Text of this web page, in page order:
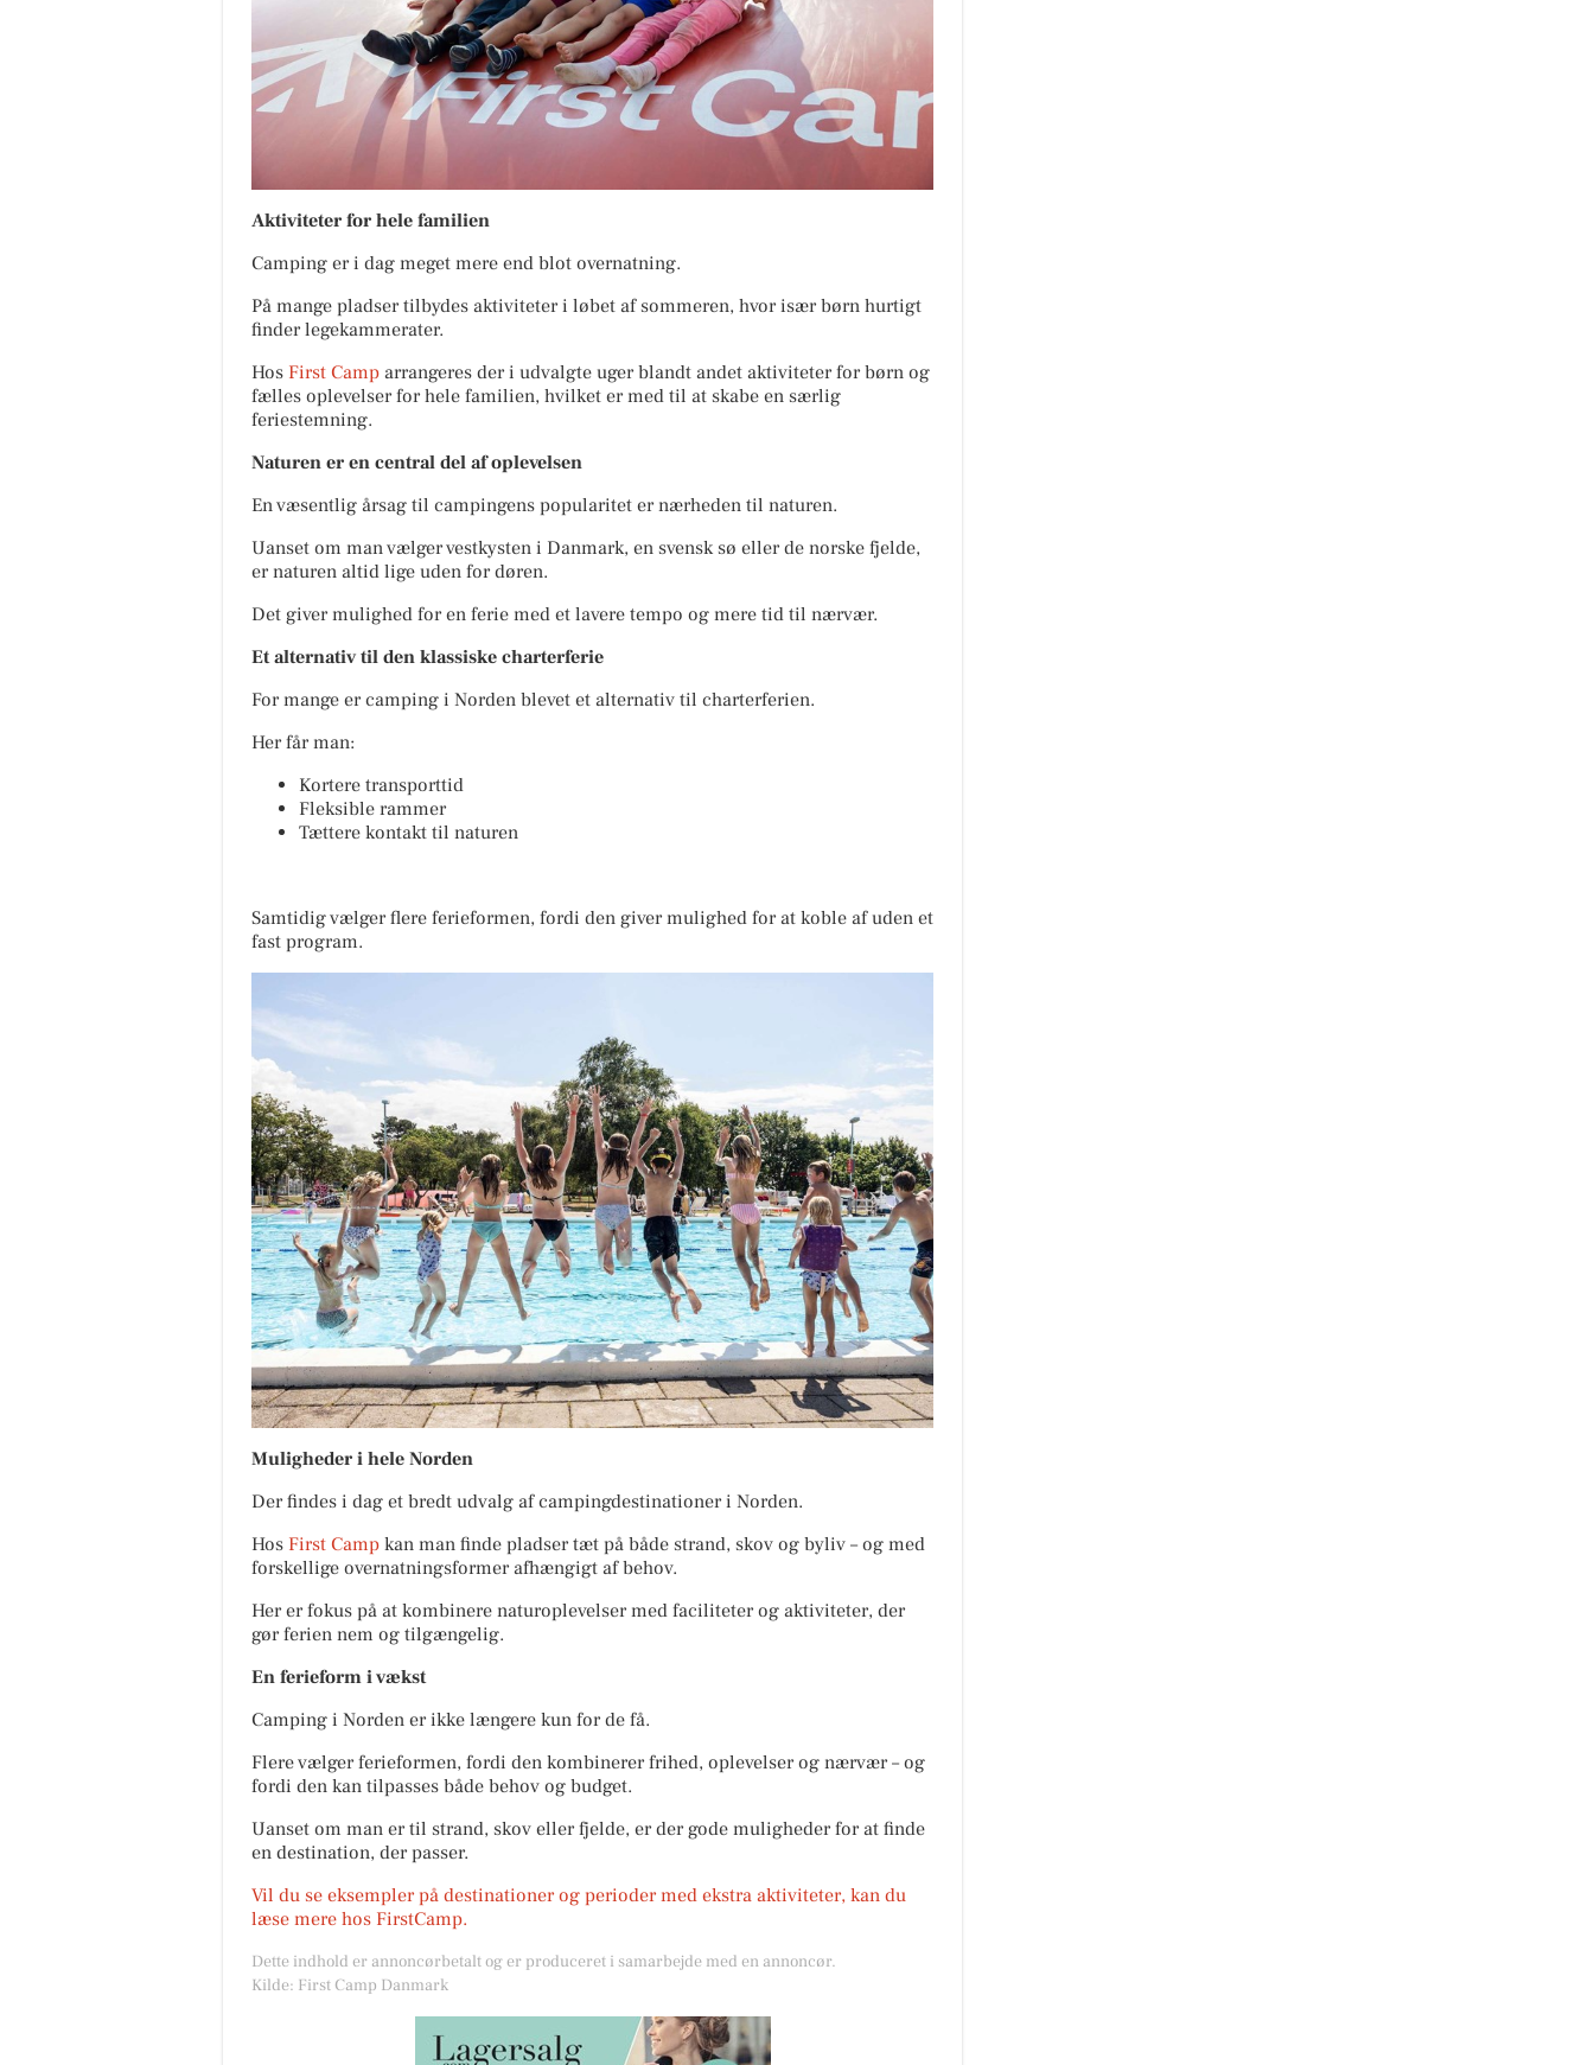
Aktiviteter for hele familien
Camping er i dag meget mere end blot overnatning.
På mange pladser tilbydes aktiviteter i løbet af sommeren, hvor især børn hurtigt
finder legekammerater.
Hos First Camp arrangeres der i udvalgte uger blandt andet aktiviteter for børn og
fælles oplevelser for hele familien, hvilket er med til at skabe en særlig
feriestemning.
Naturen er en central del af oplevelsen
En væsentlig årsag til campingens popularitet er nærheden til naturen.
Uanset om man vælger vestkysten i Danmark, en svensk sø eller de norske fjelde,
er naturen altid lige uden for døren.
Det giver mulighed for en ferie med et lavere tempo og mere tid til nærvær.
Et alternativ til den klassiske charterferie
For mange er camping i Norden blevet et alternativ til charterferien.
Her får man:
Kortere transporttid
Fleksible rammer
Tættere kontakt til naturen
Samtidig vælger flere ferieformen, fordi den giver mulighed for at koble af uden et
fast program.
Muligheder i hele Norden
Der findes i dag et bredt udvalg af campingdestinationer i Norden.
Hos First Camp kan man finde pladser tæt på både strand, skov og byliv – og med
forskellige overnatningsformer afhængigt af behov.
Her er fokus på at kombinere naturoplevelser med faciliteter og aktiviteter, der
gør ferien nem og tilgængelig.
En ferieform i vækst
Camping i Norden er ikke længere kun for de få.
Flere vælger ferieformen, fordi den kombinerer frihed, oplevelser og nærvær – og
fordi den kan tilpasses både behov og budget.
Uanset om man er til strand, skov eller fjelde, er der gode muligheder for at finde
en destination, der passer.
Vil du se eksempler på destinationer og perioder med ekstra aktiviteter, kan du
læse mere hos FirstCamp.
Dette indhold er annoncørbetalt og er produceret i samarbejde med en annoncør.
Kilde: First Camp Danmark